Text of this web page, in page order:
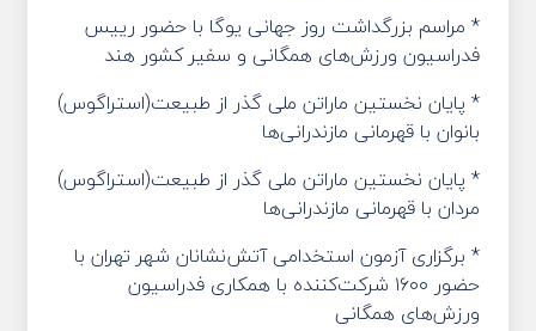
* مراسم بزرگداشت روز جهانی یوگا با حضور رییس
فدراسیون ورزش‌های همگانی و سفیر کشور هند
* پایان نخستین ماراتن ملی گذر از طبیعت(استراگوس)
بانوان با قهرمانی مازندرانی‌ها
* پایان نخستین ماراتن ملی گذر از طبیعت(استراگوس)
مردان با قهرمانی مازندرانی‌ها
* برگزاری آزمون استخدامی آتش‌نشانان شهر تهران با
حضور ۱۶۰۰ شرکت‌کننده با همکاری فدراسیون
ورزش‌های همگانی